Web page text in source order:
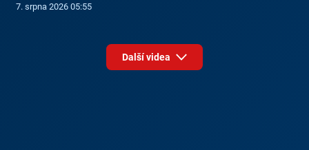
7. srpna 2026 05:55
Další videa